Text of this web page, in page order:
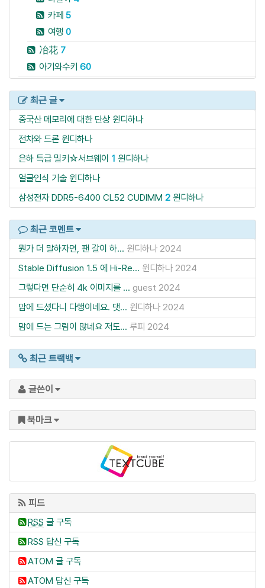
카페 5
여행 0
冶花 7
아기와수키 60
최근 글
중국산 메모리에 대한 단상 윈디하나
전차와 드론 윈디하나
은하 특급 밀키☆서브웨이 1 윈디하나
얼굴인식 기술 윈디하나
삼성전자 DDR5-6400 CL52 CUDIMM 2 윈디하나
최근 코멘트
뭔가 더 말하자면, 팬 갈이 하... 윈디하나 2024
Stable Diffusion 1.5 에 Hi-Re... 윈디하나 2024
그렇다면 단순히 4k 이미지를 ... guest 2024
맘에 드셨다니 다행이네요. 댓... 윈디하나 2024
맘에 드는 그림이 많네요 저도... 루피 2024
최근 트랙백
글쓴이
북마크
피드
RSS 글 구독
RSS 답신 구독
ATOM 글 구독
ATOM 답신 구독